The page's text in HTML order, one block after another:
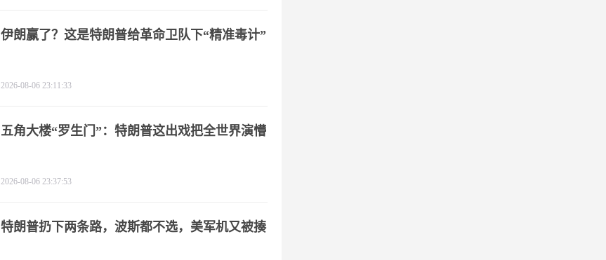
伊朗赢了？这是特朗普给革命卫队下“精准毒计”
2026-08-06 23:11:33
五角大楼“罗生门”：特朗普这出戏把全世界演懵
2026-08-06 23:37:53
特朗普扔下两条路，波斯都不选，美军机又被揍